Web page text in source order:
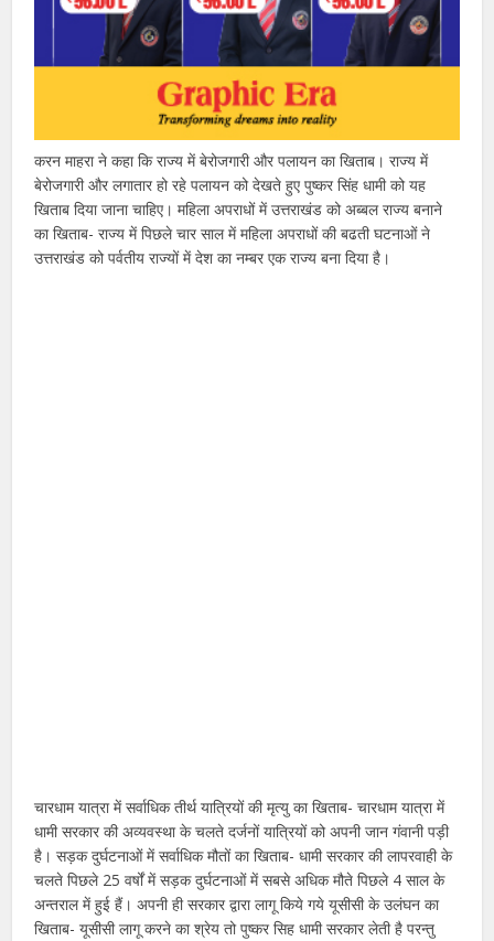
करन माहरा ने कहा कि राज्य में बेरोजगारी और पलायन का खिताब। राज्य में
बेरोजगारी और लगातार हो रहे पलायन को देखते हुए पुष्कर सिंह धामी को यह
खिताब दिया जाना चाहिए। महिला अपराधों में उत्तराखंड को अब्बल राज्य बनाने
का खिताब- राज्य में पिछले चार साल में महिला अपराधों की बढती घटनाओं ने
उत्तराखंड को पर्वतीय राज्यों में देश का नम्बर एक राज्य बना दिया है।
चारधाम यात्रा में सर्वाधिक तीर्थ यात्रियों की मृत्यु का खिताब- चारधाम यात्रा में
धामी सरकार की अव्यवस्था के चलते दर्जनों यात्रियों को अपनी जान गंवानी पड़ी
है। सड़क दुर्घटनाओं में सर्वाधिक मौतों का खिताब- धामी सरकार की लापरवाही के
चलते पिछले 25 वर्षों में सड़क दुर्घटनाओं में सबसे अधिक मौते पिछले 4 साल के
अन्तराल में हुई हैं। अपनी ही सरकार द्वारा लागू किये गये यूसीसी के उलंघन का
खिताब- यूसीसी लागू करने का श्रेय तो पुष्कर सिह धामी सरकार लेती है परन्तु